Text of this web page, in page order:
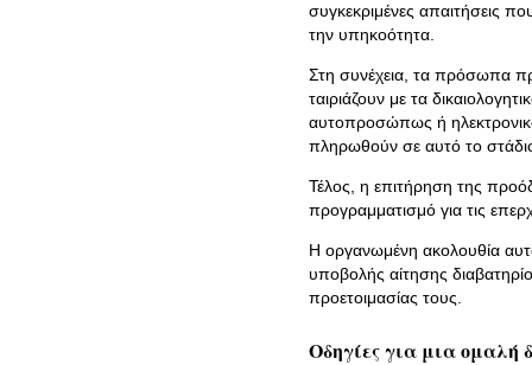
συγκεκριμένες απαιτήσεις
την υπηκοότητα.
Στη συνέχεια, τα πρόσωπα
ταιριάζουν με τα
αυτοπροσώπως ή
πληρωθούν σε αυτό το στάδιο
Τέλος, η επιτήρηση της
προγραμματισμό για τις
Η οργανωμένη ακολουθία
υποβολής αίτησης
προετοιμασίας τους.
Οδηγίες για μια ομαλή